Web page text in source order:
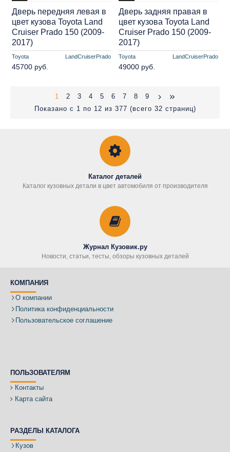
Toyota LandCruiserPrado
Дверь передняя левая в
цвет кузова Toyota Land
Cruiser Prado 150 (2009-
2017)
45700 руб.
Toyota LandCruiserPrado
Дверь задняя правая в
цвет кузова Toyota Land
Cruiser Prado 150 (2009-
2017)
49000 руб.
1 2 3 4 5 6 7 8
9
Показано с 1 по 12 из 377 (всего 32 страниц)
Каталог деталей
Каталог кузовных детали в цвет автомобиля от производителя
Журнал Кузовик.ру
Новости, статьи, тесты, обзоры кузовных деталей
КОМПАНИЯ
О компании
Политика конфиденциальности
Пользовательское соглашение
ПОЛЬЗОВАТЕЛЯМ
Контакты
Карта сайта
РАЗДЕЛЫ КАТАЛОГА
Кузов